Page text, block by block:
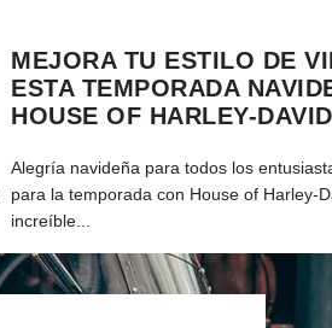
MEJORA TU ESTILO DE
ESTA TEMPORADA
HOUSE OF HARLEY-
Alegría navideña para todos los
para la temporada con House of Harley-
increíble...